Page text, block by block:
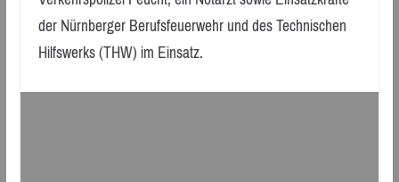
der Nürnberger Berufsfeuerwehr und des Technischen
Hilfswerks (THW) im Einsatz.